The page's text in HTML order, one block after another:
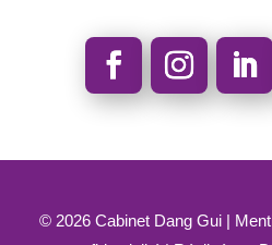
© 2026 Cabinet Dang Gui |